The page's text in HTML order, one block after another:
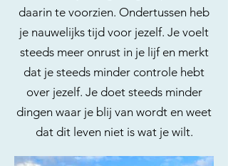
daarin te voorzien. Ondertussen heb
je nauwelijks tijd voor jezelf. Je voelt
steeds meer onrust in je lijf en merkt
dat je steeds minder controle hebt
over jezelf. Je doet steeds minder
dingen waar je blij van wordt en weet
dat dit leven niet is wat je wilt.